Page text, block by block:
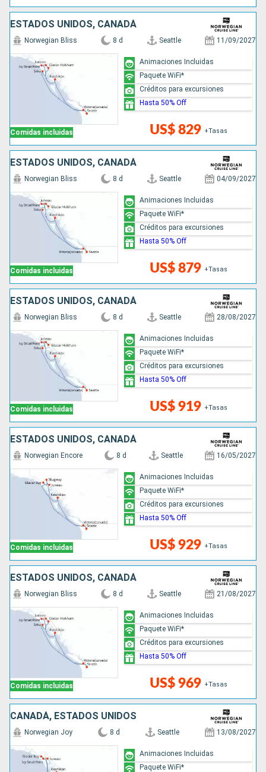
ESTADOS UNIDOS, CANADÁ
Comidas incluidas
Norwegian Bliss 8 d Seattle 11/09/2027
US$ 829 +Tasas
Animaciones Incluidas
Paquete WiFi*
Créditos para excursiones
Hasta 50% Off
ESTADOS UNIDOS, CANADÁ
Comidas incluidas
Norwegian Bliss 8 d Seattle 04/09/2027
US$ 879 +Tasas
Animaciones Incluidas
Paquete WiFi*
Créditos para excursiones
Hasta 50% Off
ESTADOS UNIDOS, CANADÁ
Comidas incluidas
Norwegian Bliss 8 d Seattle 28/08/2027
US$ 919 +Tasas
Animaciones Incluidas
Paquete WiFi*
Créditos para excursiones
Hasta 50% Off
ESTADOS UNIDOS, CANADÁ
Comidas incluidas
Norwegian Encore 8 d Seattle 16/05/2027
US$ 929 +Tasas
Animaciones Incluidas
Paquete WiFi*
Créditos para excursiones
Hasta 50% Off
ESTADOS UNIDOS, CANADÁ
Comidas incluidas
Norwegian Bliss 8 d Seattle 21/08/2027
US$ 969 +Tasas
Animaciones Incluidas
Paquete WiFi*
Créditos para excursiones
Hasta 50% Off
CANADÁ, ESTADOS UNIDOS
Norwegian Joy 8 d Seattle 13/08/2027
Animaciones Incluidas
Paquete WiFi*